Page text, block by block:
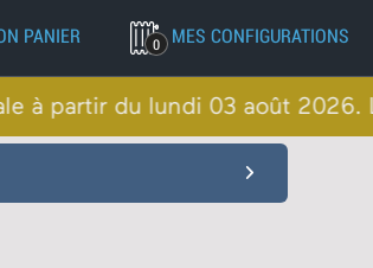
PANIER MES CONFIGURATIONS
0
du lundi 03 août 2026. Les